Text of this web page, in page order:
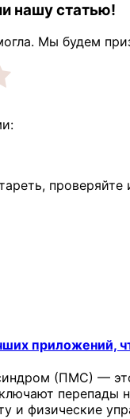
нашу статью!
Мы будем
приложений,
(ПМС) —
перепады
и физические